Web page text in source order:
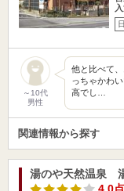
～10代
男性
他と比べて
っちゃかわ
高でし…
関連情報から探す
湯のや天然温泉